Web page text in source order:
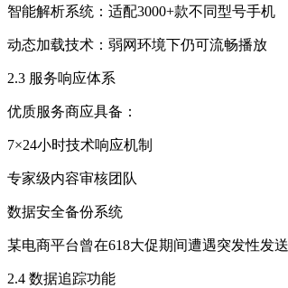
智能解析系统：适配3000+款不同型号手机
动态加载技术：弱网环境下仍可流畅播放
2.3 服务响应体系
优质服务商应具备：
7×24小时技术响应机制
专家级内容审核团队
数据安全备份系统
某电商平台曾在618大促期间遭遇突发性发
2.4 数据追踪功能